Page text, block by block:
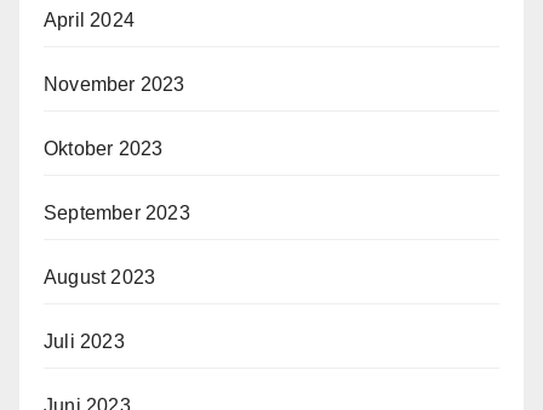
April 2024
November 2023
Oktober 2023
September 2023
August 2023
Juli 2023